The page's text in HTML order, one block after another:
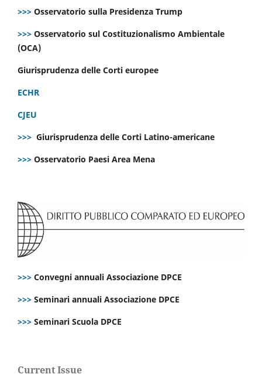
>>> Osservatorio sulla Presidenza Trump
>>> Osservatorio sul Costituzionalismo Ambientale
(OCA)
Giurisprudenza delle Corti europee
ECHR
CJEU
>>> Giurisprudenza delle Corti Latino-americane
>>> Osservatorio Paesi Area Mena
>>> Convegni annuali Associazione DPCE
>>> Seminari annuali Associazione DPCE
>>> Seminari Scuola DPCE
Current Issue